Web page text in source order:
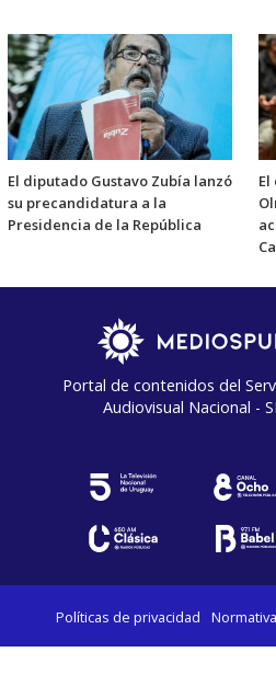
El diputado Gustavo Zubía lanzó
su precandidatura a la
Presidencia de la República
Portal de contenidos del
Audiovisual Nacional -
Políticas de privacidad Normativa